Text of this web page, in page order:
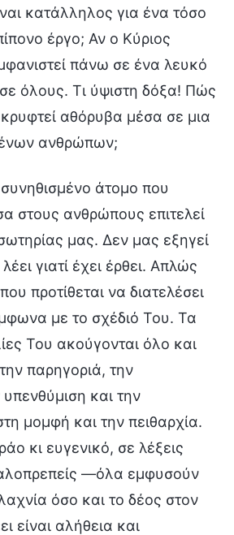
κατάλληλος για ένα τόσο
έργο; Αν ο Κύριος
πάνω σε ένα λευκό
όλους. Τι ύψιστη δόξα! Πώς
αθόρυβα μέσα σε μια
ανθρώπων;
άτομο που
στους ανθρώπους επιτελεί
μας. Δεν μας εξηγεί
γιατί έχει έρθει. Απλώς
προτίθεται να διατελέσει
με το σχέδιό Του. Τα
Του ακούγονται όλο και
παρηγοριά, την
και την
μομφή και την πειθαρχία.
κι ευγενικό, σε λέξεις
—όλα εμφυσούν
όσο και το δέος στον
είναι αλήθεια και